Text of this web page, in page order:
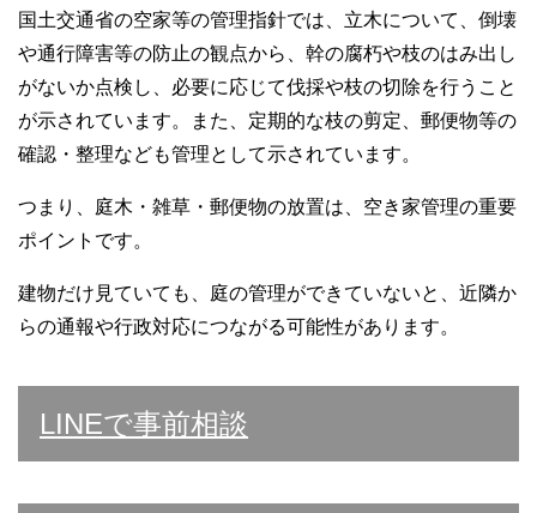
国土交通省の空家等の管理指針では、立木について、倒壊
や通行障害等の防止の観点から、幹の腐朽や枝のはみ出し
がないか点検し、必要に応じて伐採や枝の切除を行うこと
が示されています。また、定期的な枝の剪定、郵便物等の
確認・整理なども管理として示されています。
つまり、庭木・雑草・郵便物の放置は、空き家管理の重要
ポイントです。
建物だけ見ていても、庭の管理ができていないと、近隣か
らの通報や行政対応につながる可能性があります。
LINEで事前相談